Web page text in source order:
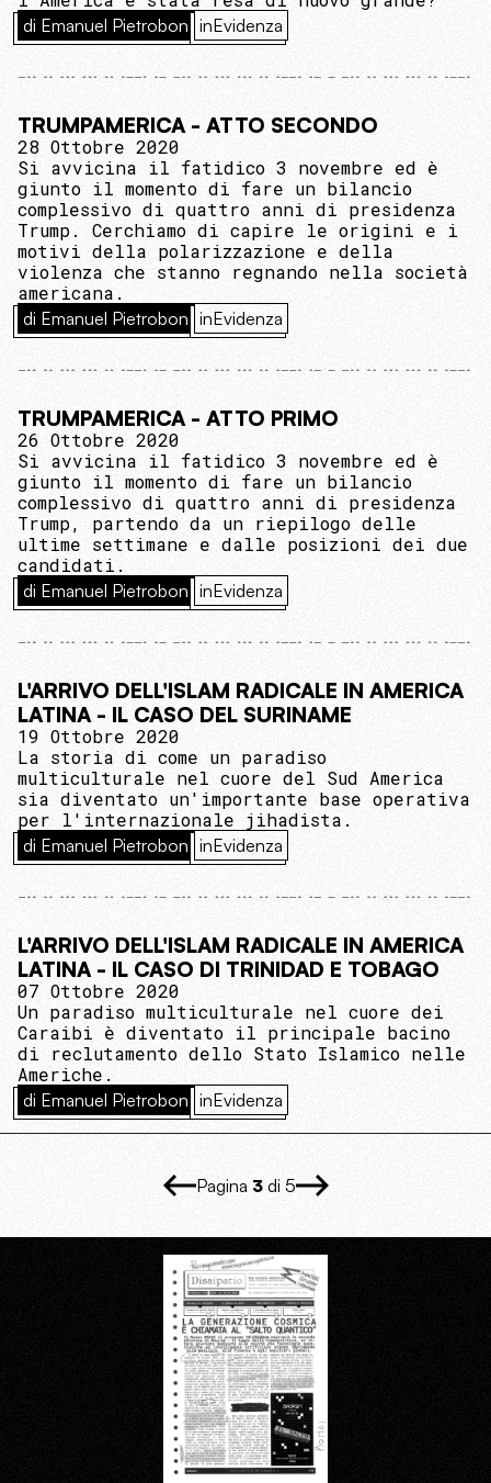
di Emanuel Pietrobon inEvidenza
TRUMPAMERICA - ATTO SECONDO
28 Ottobre 2020
Si avvicina il fatidico 3 novembre ed è
giunto il momento di fare un bilancio
complessivo di quattro anni di presidenza
Trump. Cerchiamo di capire le origini e i
motivi della polarizzazione e della
violenza che stanno regnando nella società
americana.
di Emanuel Pietrobon inEvidenza
TRUMPAMERICA - ATTO PRIMO
26 Ottobre 2020
Si avvicina il fatidico 3 novembre ed è
giunto il momento di fare un bilancio
complessivo di quattro anni di presidenza
Trump, partendo da un riepilogo delle
ultime settimane e dalle posizioni dei due
candidati.
di Emanuel Pietrobon inEvidenza
L'ARRIVO DELL'ISLAM RADICALE IN AMERICA
LATINA - IL CASO DEL SURINAME
19 Ottobre 2020
La storia di come un paradiso
multiculturale nel cuore del Sud America
sia diventato un'importante base operativa
per l'internazionale jihadista.
di Emanuel Pietrobon inEvidenza
L'ARRIVO DELL'ISLAM RADICALE IN AMERICA
LATINA - IL CASO DI TRINIDAD E TOBAGO
07 Ottobre 2020
Un paradiso multiculturale nel cuore dei
Caraibi è diventato il principale bacino
di reclutamento dello Stato Islamico nelle
Americhe.
di Emanuel Pietrobon inEvidenza
Pagina 3di 5